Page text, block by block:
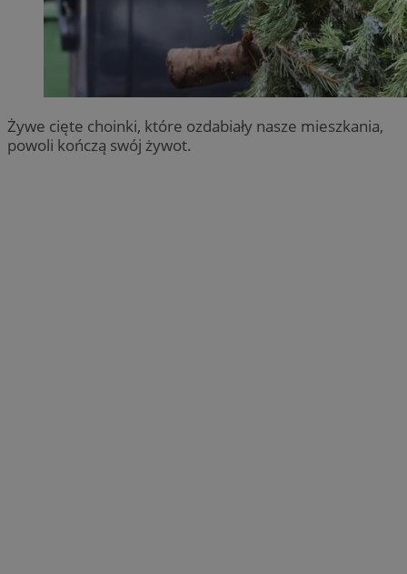
Żywe cięte choinki, które ozdabiały nasze mieszkania,
powoli kończą swój żywot.